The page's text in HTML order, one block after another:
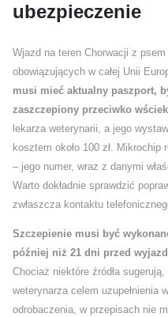
ubezpieczenie
Wjazd na teren Chorwacji z
obowiązujących w całej Unii
musi mieć aktualny paszport,
zaszczepiony przeciwko
lekarza weterynarii, a jego
kosztem około 100 zł.
– jego numer, wraz z danymi
Warto dokładnie sprawdzić
zwłaszcza kontaktu
Szczepienie musi być
później niż 21 dni przed
Chociaż niektóre źródła
weterynarza celem uzupełnienia
odrobaczenia, w przepisach nie